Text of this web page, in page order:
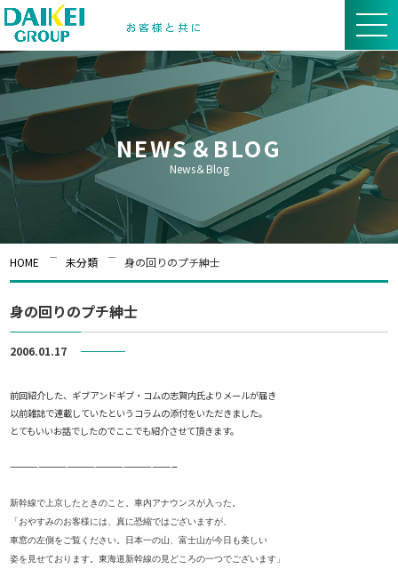
NEWS＆BLOG
News＆Blog
HOME 未分類 身の回りのプチ紳士
身の回りのプチ紳士
2006.01.17
前回紹介した、ギブアンドギブ・コムの志賀内氏よりメールが届き
以前雑誌で連載していたというコラムの添付をいただきました。
とてもいいお話でしたのでここでも紹介させて頂きます。
—————————————————–
新幹線で上京したときのこと。車内アナウンスが入った。
「おやすみのお客様には、真に恐縮ではございますが、
車窓の左側をご覧ください。日本一の山、富士山が今日も美しい
姿を見せております。東海道新幹線の見どころの一つでございます」